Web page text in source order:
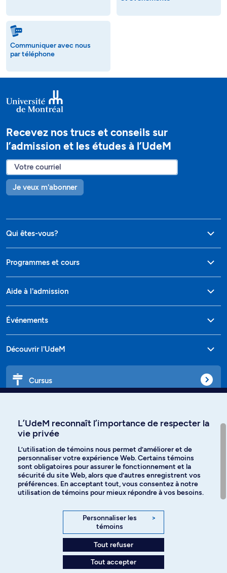
Communiquer avec nous
par téléphone
Recevez nos trucs et conseils sur
l’admission et les études à l’UdeM
Je veux m'abonner
Qui êtes-vous?
Programmes et cours
Aide à l'admission
Événements
Découvrir l'UdeM
Cursus
Langues
Facebook Instagram
YouTube
Politique de confidentialité
L’UdeM reconnaît l’importance de respecter la
vie privée
L’utilisation de témoins nous permet d’améliorer et de
personnaliser votre expérience Web. Certains témoins
sont obligatoires pour assurer le fonctionnement et la
sécurité du site Web, alors que d’autres enregistrent vos
préférences. En acceptant tout, vous consentez à notre
utilisation de témoins pour mieux répondre à vos besoins.
Personnaliser les
témoins
>
Tout refuser
Tout accepter